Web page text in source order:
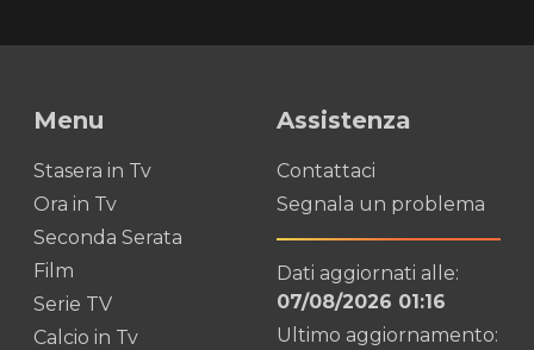
Menu
Stasera in Tv
Ora in Tv
Seconda Serata
Film
Serie TV
Calcio in Tv
Assistenza
Contattaci
Segnala un problema
Dati aggiornati alle:
07/08/2026 01:16
Ultimo aggiornamento: